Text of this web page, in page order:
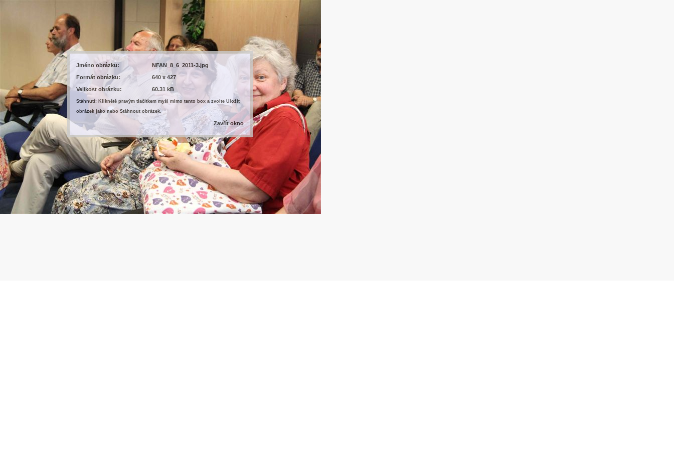
Jméno obrázku:
NFAN_8_6_2011-3.jpg
Formát obrázku:
640 x 427
Velikost obrázku:
60.31 kB
Stáhnutí: Kliknětě pravým tlačítkem myši mimo tento box a zvolte Uložit
obrázek jako nebo Stáhnout obrázek.
Zavřít okno